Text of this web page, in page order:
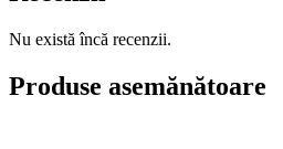
Nu există încă recenzii.
Produse asemănătoare